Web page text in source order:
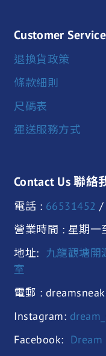
Customer
退換貨政策
條款細則
尺碼表
運送服務方式
Contact Us 聯絡
電話 : 66531452 /
營業時間 : 星期一
地址:
九龍觀塘開
室
電郵 :
Instagram:
Facebook: Dream